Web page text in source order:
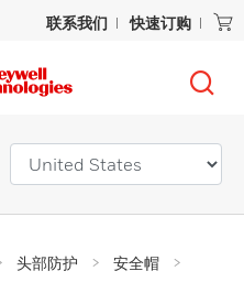
联系我们 快速订购
头部防护
安全帽